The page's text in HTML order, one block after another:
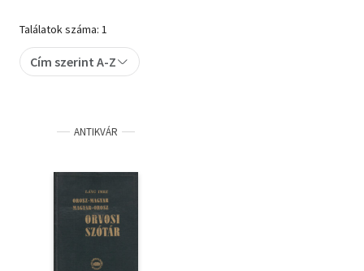
Gyermek- és ifjúsági
Szakkönyv
Találatok száma: 1
Cím szerint A-Z
ANTIKVÁR